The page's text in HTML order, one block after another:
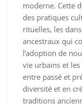
moderne. Cette
des pratiques
rituelles, les
ancestraux qui
l’adoption de
vie urbains et
entre passé et
diversité et en
traditions